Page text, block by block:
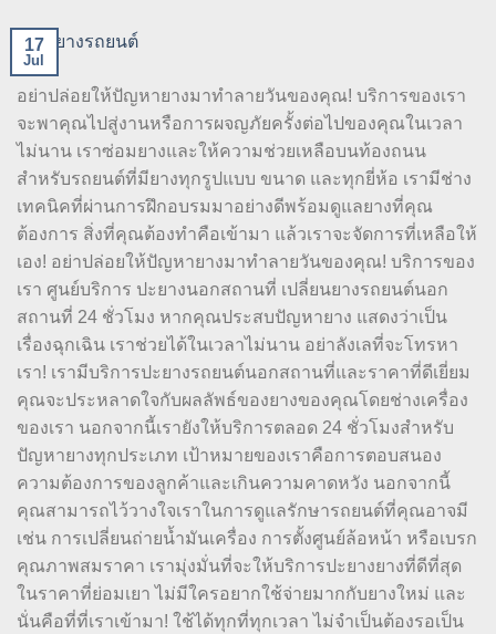
17
Jul
อย่าปล่อยให้ปัญหายางมาทำลายวันของคุณ! บริการของเรา
จะพาคุณไปสู่งานหรือการผจญภัยครั้งต่อไปของคุณในเวลา
ไม่นาน เราซ่อมยางและให้ความช่วยเหลือบนท้องถนน
สำหรับรถยนต์ที่มียางทุกรูปแบบ ขนาด และทุกยี่ห้อ เรามีช่าง
เทคนิคที่ผ่านการฝึกอบรมมาอย่างดีพร้อมดูแลยางที่คุณ
ต้องการ สิ่งที่คุณต้องทำคือเข้ามา แล้วเราจะจัดการที่เหลือให้
เอง! อย่าปล่อยให้ปัญหายางมาทำลายวันของคุณ! บริการของ
เรา ศูนย์บริการ ปะยางนอกสถานที่ เปลี่ยนยางรถยนต์นอก
สถานที่ 24 ชั่วโมง หากคุณประสบปัญหายาง แสดงว่าเป็น
เรื่องฉุกเฉิน เราช่วยได้ในเวลาไม่นาน อย่าลังเลที่จะโทรหา
เรา! เรามีบริการปะยางรถยนต์นอกสถานที่และราคาที่ดีเยี่ยม
คุณจะประหลาดใจกับผลลัพธ์ของยางของคุณโดยช่างเครื่อง
ของเรา นอกจากนี้เรายังให้บริการตลอด 24 ชั่วโมงสำหรับ
ปัญหายางทุกประเภท เป้าหมายของเราคือการตอบสนอง
ความต้องการของลูกค้าและเกินความคาดหวัง นอกจากนี้
คุณสามารถไว้วางใจเราในการดูแลรักษารถยนต์ที่คุณอาจมี
เช่น การเปลี่ยนถ่ายน้ำมันเครื่อง การตั้งศูนย์ล้อหน้า หรือเบรก
คุณภาพสมราคา เรามุ่งมั่นที่จะให้บริการปะยางยางที่ดีที่สุด
ในราคาที่ย่อมเยา ไม่มีใครอยากใช้จ่ายมากกับยางใหม่ และ
นั่นคือที่ที่เราเข้ามา! ใช้ได้ทุกที่ทุกเวลา ไม่จำเป็นต้องรอเป็น